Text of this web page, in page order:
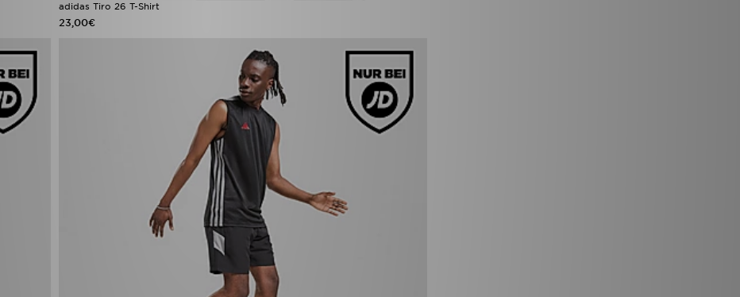
adidas Tiro 26 T-Shirt
23,00€